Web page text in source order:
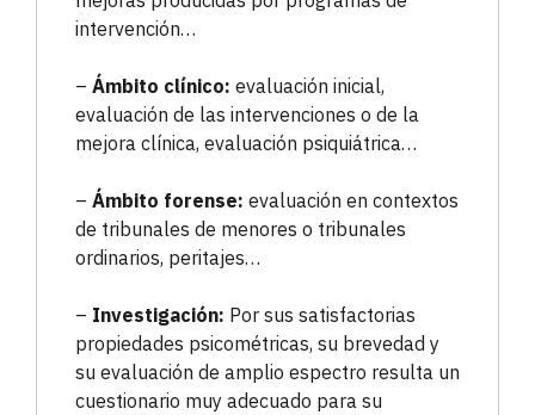
intervención…
– Ámbito clínico: evaluación inicial,
evaluación de las intervenciones o de la
mejora clínica, evaluación psiquiátrica…
– Ámbito forense: evaluación en contextos
de tribunales de menores o tribunales
ordinarios, peritajes…
– Investigación: Por sus satisfactorias
propiedades psicométricas, su brevedad y
su evaluación de amplio espectro resulta un
cuestionario muy adecuado para su